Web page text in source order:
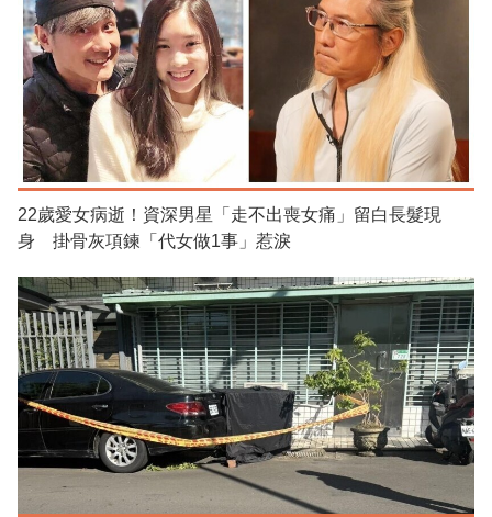
22歲愛女病逝！資深男星「走不出喪女痛」留白長髮現
身 掛骨灰項鍊「代女做1事」惹淚